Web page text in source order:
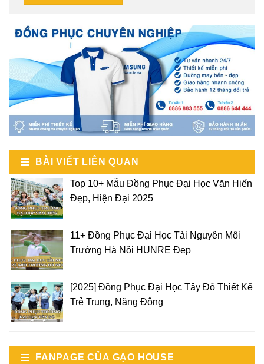
BÀI VIẾT LIÊN QUAN
Top 10+ Mẫu Đồng Phục Đại Học Văn Hiến
Đẹp, Hiện Đại 2025
11+ Đồng Phục Đại Học Tài Nguyên Môi
Trường Hà Nội HUNRE Đẹp
[2025] Đồng Phục Đại Học Tây Đô Thiết Kế
Trẻ Trung, Năng Động
FANPAGE CỦA GẠO HOUSE